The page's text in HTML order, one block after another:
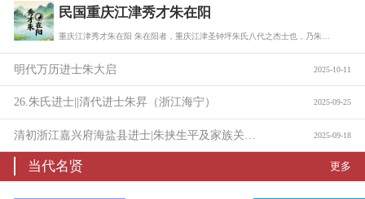
民国重庆江津秀才朱在阳
明代万历进士朱大启 2025-10-11
26.朱氏进士||清代进士朱昇（浙江海宁） 2025-09-25
2025-09-18
当代名贤 更多